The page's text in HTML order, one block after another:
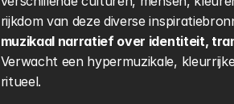
rijkdom van deze diverse
muzikaal narratief over identiteit,
Verwacht een hypermuzikale,
ritueel.